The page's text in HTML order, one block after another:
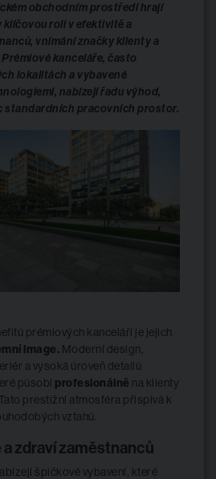
obchodním prostředí hrají
roli v efektivitě a
vnímání značky klienty a
kanceláře, často
lokalitách a vybavené
nabízejí řadu výhod,
standardních pracovních prostor.
prémiových kanceláří je jejich
image. Moderní design,
a vysoká úroveň detailů
působí profesionálně na klienty
prestižní atmosféra přispívá k
vztahů.
zdraví zaměstnanců
špičkové vybavení, které